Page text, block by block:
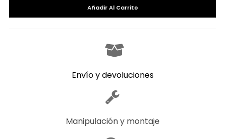
Añadir Al Carrito
Envío y devoluciones
Manipulación y montaje